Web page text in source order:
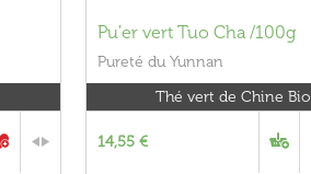
Pu'er vert Tuo Cha /100g
Pureté du Yunnan
Thé vert de Chine Bio
14,55 €